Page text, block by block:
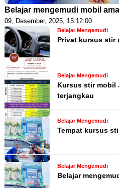
Belajar mengemudi mobil
09, Desember, 2025, 15:12:00
Belajar Mengemudi
Privat kursus stir
Belajar Mengemudi
Kursus stir mobil
terjangkau
Belajar Mengemudi
Tempat kursus
Belajar Mengemudi
Belajar